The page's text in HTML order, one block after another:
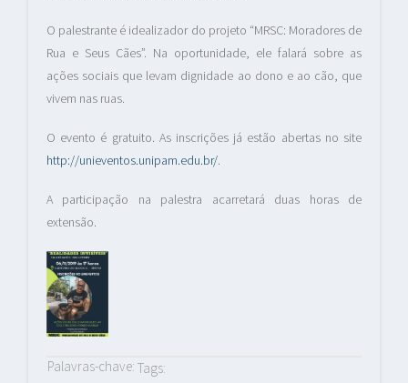
O palestrante é idealizador do projeto “MRSC: Moradores de
Rua e Seus Cães”. Na oportunidade, ele falará sobre as
ações sociais que levam dignidade ao dono e ao cão, que
vivem nas ruas.
O evento é gratuito. As inscrições já estão abertas no site
http://unieventos.unipam.edu.br/.
A participação na palestra acarretará duas horas de
extensão.
Palavras-chave: Tags: